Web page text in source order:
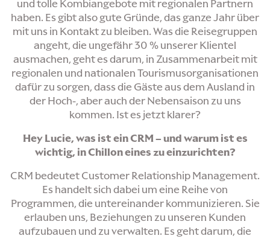
und tolle Kombiangebote mit regionalen Partnern
haben. Es gibt also gute Gründe, das ganze Jahr über
mit uns in Kontakt zu bleiben. Was die Reisegruppen
angeht, die ungefähr 30 % unserer Klientel
ausmachen, geht es darum, in Zusammenarbeit mit
regionalen und nationalen Tourismusorganisationen
dafür zu sorgen, dass die Gäste aus dem Ausland in
der Hoch-, aber auch der Nebensaison zu uns
kommen. Ist es jetzt klarer?
Hey Lucie, was ist ein CRM – und warum ist es
wichtig, in Chillon eines zu einzurichten?
CRM bedeutet Customer Relationship Management.
Es handelt sich dabei um eine Reihe von
Programmen, die untereinander kommunizieren. Sie
erlauben uns, Beziehungen zu unseren Kunden
aufzubauen und zu verwalten. Es geht darum, die